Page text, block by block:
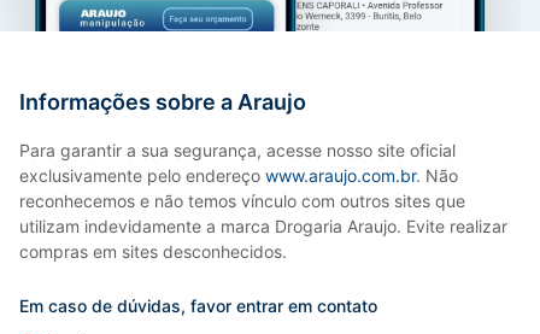
Informações sobre a Araujo
Para garantir a sua segurança, acesse nosso site oficial
exclusivamente pelo endereço www.araujo.com.br. Não
reconhecemos e não temos vínculo com outros sites que
utilizam indevidamente a marca Drogaria Araujo. Evite realizar
compras em sites desconhecidos.
Em caso de dúvidas, favor entrar em contato